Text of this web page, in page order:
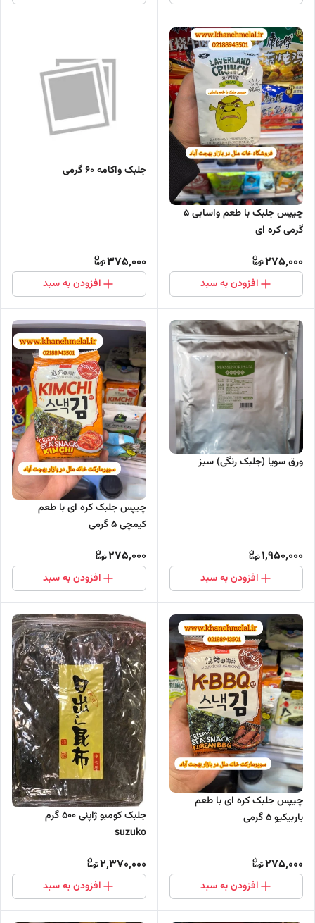
چیپس جلبک با طعم واسابی 5
گرمی کره ای
275,000
افزودن به سبد
جلبک واکامه 60 گرمی
375,000
افزودن به سبد
ورق سویا (جلبک رنگی) سبز
1,950,000
افزودن به سبد
چیپس جلبک کره ای با طعم
کیمچی 5 گرمی
275,000
افزودن به سبد
چیپس جلبک کره ای با طعم
باربیکیو 5 گرمی
275,000
افزودن به سبد
جلبک کومبو ژاپنی 500 گرم
suzuko
2,370,000
افزودن به سبد